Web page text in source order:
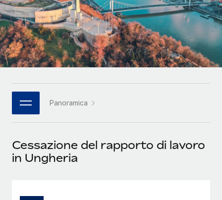
Italiano
Português (Portugal)
日本語
한국어
中文（简体）
Panoramica
Cessazione del rapporto di lavoro
in Ungheria